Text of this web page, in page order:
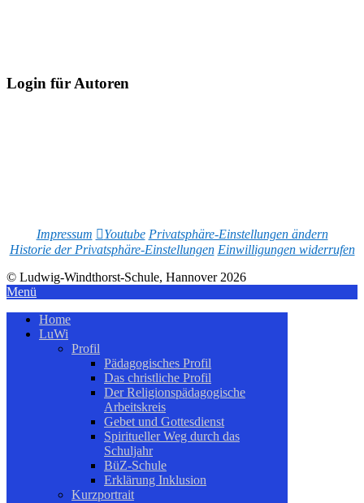
Login für Autoren
Impressum Youtube Privatsphäre-Einstellungen ändern
Historie der Privatsphäre-Einstellungen Einwilligungen widerrufen
© Ludwig-Windthorst-Schule, Hannover 2026
Menü
Home
LuWi
Profil
Pädagogisches Profil
Das christliche Profil
Der Religionspädagogische
Arbeitskreis
Gebet und Gottesdienst
Spiritueller Weg durch das
Schuljahr
BüZ-Schule
Erklärung Inklusion
Kurzportrait